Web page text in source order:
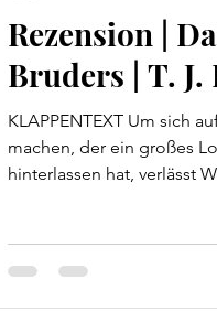
Rezension |
Bruders | T. J.
KLAPPENTEXT Um sich
machen, der ein großes
hinterlassen hat, verlässt
näher er seinem Ziel
tiefer dringt er in die